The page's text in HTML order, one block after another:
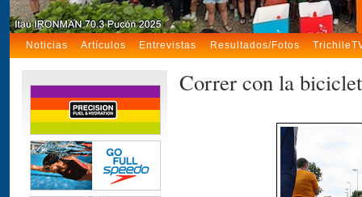
Noticias Artículos Entrevistas Resultados/Fotos
Correr con la